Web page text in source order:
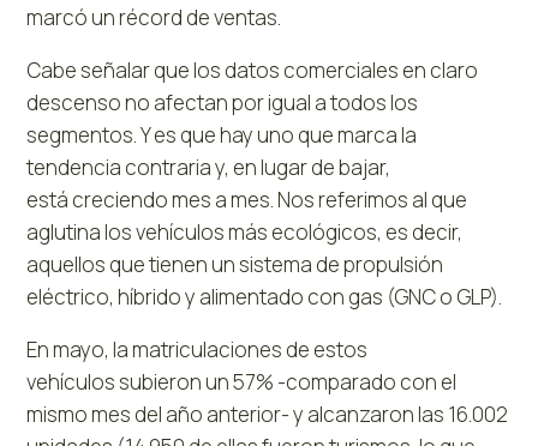
marcó un récord de ventas.
Cabe señalar que los datos comerciales en claro
descenso no afectan por igual a todos los
segmentos. Y es que hay uno que marca la
tendencia contraria y, en lugar de bajar,
está creciendo mes a mes. Nos referimos al que
aglutina los vehículos más ecológicos, es decir,
aquellos que tienen un sistema de propulsión
eléctrico, híbrido y alimentado con gas (GNC o GLP).
En mayo, la matriculaciones de estos
vehículos subieron un 57% -comparado con el
mismo mes del año anterior- y alcanzaron las 16.002